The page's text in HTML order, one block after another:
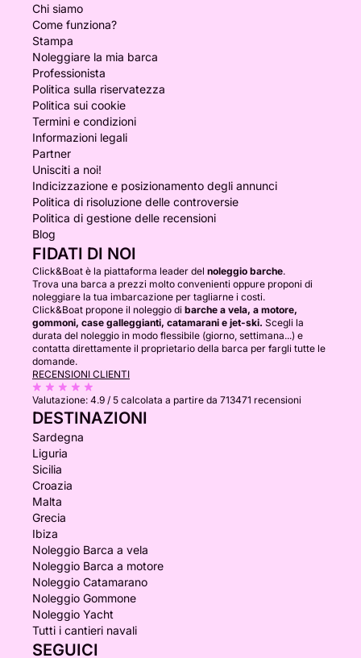
Chi siamo
Come funziona?
Stampa
Noleggiare la mia barca
Professionista
Politica sulla riservatezza
Politica sui cookie
Termini e condizioni
Informazioni legali
Partner
Unisciti a noi!
Indicizzazione e posizionamento degli annunci
Politica di risoluzione delle controversie
Politica di gestione delle recensioni
Blog
FIDATI DI NOI
Click&Boat è la piattaforma leader del noleggio barche.
Trova una barca a prezzi molto convenienti oppure proponi di
noleggiare la tua imbarcazione per tagliarne i costi.
Click&Boat propone il noleggio di barche a vela, a motore,
gommoni, case galleggianti, catamarani e jet-ski. Scegli la
durata del noleggio in modo flessibile (giorno, settimana...) e
contatta direttamente il proprietario della barca per fargli tutte le
domande.
RECENSIONI CLIENTI
Valutazione: 4.9 / 5 calcolata a partire da 713471 recensioni
DESTINAZIONI
Sardegna
Liguria
Sicilia
Croazia
Malta
Grecia
Ibiza
Noleggio Barca a vela
Noleggio Barca a motore
Noleggio Catamarano
Noleggio Gommone
Noleggio Yacht
Tutti i cantieri navali
SEGUICI